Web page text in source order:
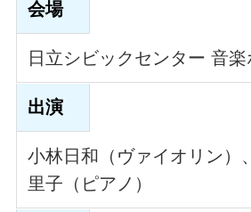
会場
日立シビックセンター 音楽
出演
小林日和（ヴァイオリン）
里子（ピアノ）